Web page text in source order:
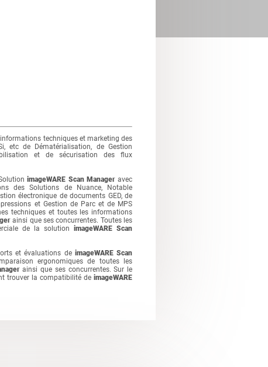
techniques et marketing des
etc de Dématérialisation, de Gestion
et de sécurisation des flux
imageWARE Scan Manageravec
des Solutions de Nuance, Notable
électronique de documents GED, de
et Gestion de Parc et de MPS
techniques et toutes les informations
ainsi que ses concurrentes. Toutes les
de la solution imageWARE Scan
et évaluations de imageWARE Scan
ergonomiques de toutes les
ainsi que ses concurrentes. Sur le
trouver la compatibilité de imageWARE